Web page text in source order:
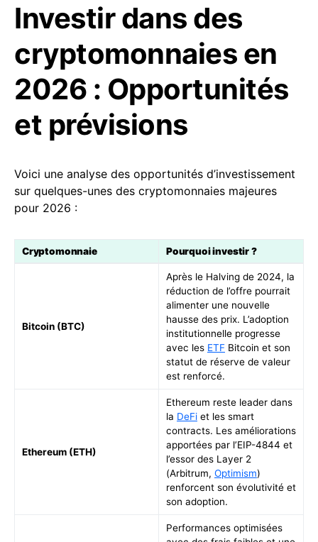
Investir dans des
cryptomonnaies en
2026 : Opportunités
et prévisions
Voici une analyse des opportunités d’investissement
sur quelques-unes des cryptomonnaies majeures
pour 2026 :
Cryptomonnaie Pourquoi investir ?
Bitcoin (BTC)
Après le Halving de 2024, la
réduction de l’offre pourrait
alimenter une nouvelle
hausse des prix. L’adoption
institutionnelle progresse
avec les ETF Bitcoin et son
statut de réserve de valeur
est renforcé.
Ethereum (ETH)
Ethereum reste leader dans
la DeFi et les smart
contracts. Les améliorations
apportées par l’EIP-4844 et
l’essor des Layer 2
(Arbitrum, Optimism)
renforcent son évolutivité et
son adoption.
Performances optimisées